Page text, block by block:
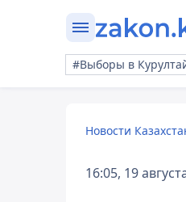
#Выборы в
Новости
16:05, 19